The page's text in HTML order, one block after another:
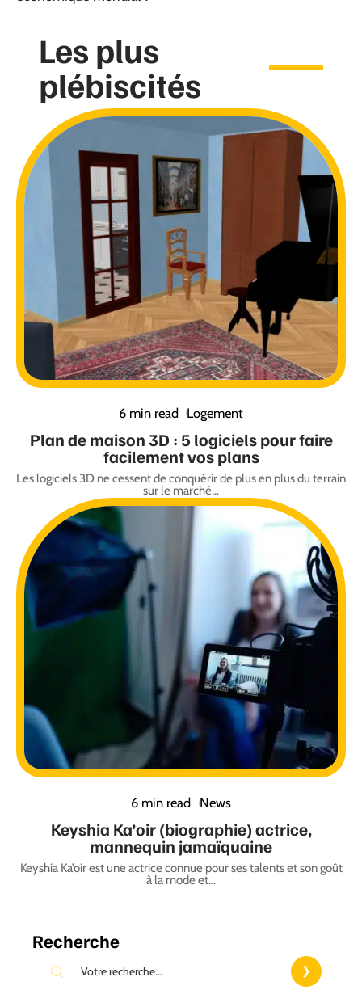
Les plus
plébiscités
6 min read Logement
Plan de maison 3D : 5 logiciels pour faire
facilement vos plans
Les logiciels 3D ne cessent de conquérir de plus en plus du terrain
sur le marché…
6 min read News
Keyshia Ka’oir (biographie) actrice,
mannequin jamaïquaine
Keyshia Ka’oir est une actrice connue pour ses talents et son goût
à la mode et…
Recherche